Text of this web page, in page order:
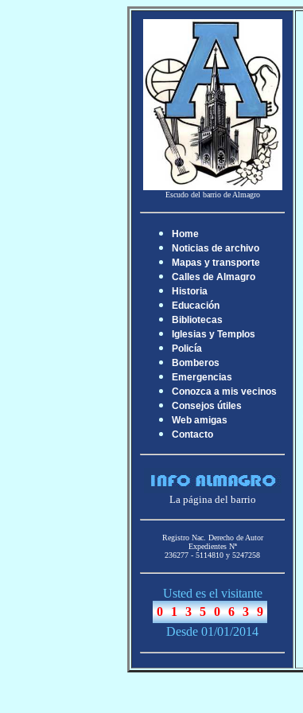
Escudo del barrio de Almagro
Home
Noticias de archivo
Mapas y transporte
Calles de Almagro
Historia
Educación
Bibliotecas
Iglesias y Templos
Policía
Bomberos
Emergencias
Conozca a mis vecinos
Consejos útiles
Web amigas
Contacto
La página del barrio
Registro Nac. Derecho de Autor
Expedientes Nª
236277 - 5114810 y 5247258
Usted es el visitante
Desde 01/01/2014